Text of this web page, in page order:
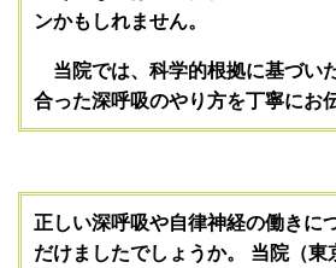
ンかもしれません。
当院では、科学的根拠に基づい
合った深呼吸のやり方を丁寧にお
正しい深呼吸や自律神経の働きに
だけましたでしょうか。 当院（東